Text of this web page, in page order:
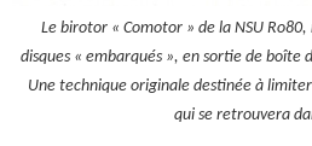
Le birotor « Comotor » de la NSU Ro80,
disques « embarqués », en sortie de boîte
Une technique originale destinée à limiter
qui se retrouvera